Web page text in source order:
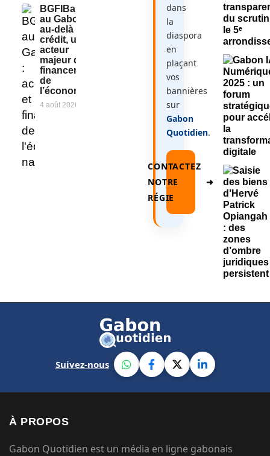
BGFIBank
au Gabon :
au-delà du
crédit, un
acteur
majeur du
financement
de
l’économie
4 août 2026
dans
la
diaspora
en
plaçant
vos
bannières
sur
Gabon
Quotidien.
CONTACTEZ
NOTRE
RÉGIE
➜
Suivez-nous
À PROPOS
Gabon Quotidien est un média en ligne gabonais